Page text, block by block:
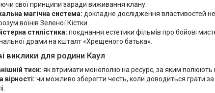
свої принципи заради виживання клану.
магічна система: докладне дослідження властивостей
воїнів Зеленої Кістки.
стилістика: поєднання естетики фільмів про бойові
драми на кшталт «Хрещеного батька».
виклики для родини Каул
тиск: як втримати монополію на ресурс, за яким полюють
вірності: чи можливо зберегти честь, коли доводиться грати